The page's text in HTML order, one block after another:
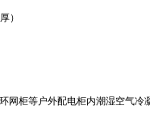
）
网柜等户外配电柜内潮湿空气冷